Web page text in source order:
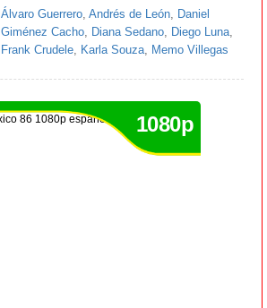
Álvaro Guerrero Andrés de León
Daniel
Giménez Cacho
Diana Sedano Diego Luna
Frank Crudele
Karla Souza Memo Villegas
1080p